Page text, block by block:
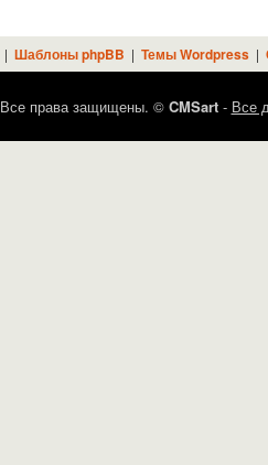
| Шаблоны phpBB | Темы Wordpress|
Все права защищены. © CMSart- Все